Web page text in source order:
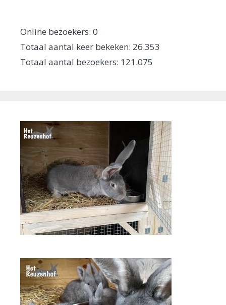
Online bezoekers: 0
Totaal aantal keer bekeken: 26.353
Totaal aantal bezoekers: 121.075